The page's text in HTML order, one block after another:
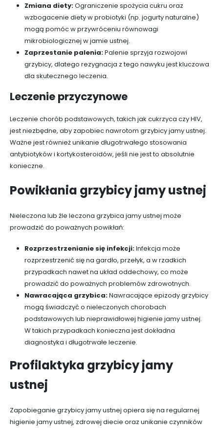
Zmiana diety:Ograniczenie spożycia cukru oraz
wzbogacenie diety w probiotyki (np. jogurty naturalne)
mogą pomóc w przywróceniu równowagi
mikrobiologicznej w jamie ustnej.
Zaprzestanie palenia:Palenie sprzyja rozwojowi
grzybicy, dlatego rezygnacja z tego nawyku jest kluczowa
dla skutecznego leczenia.
Leczenie przyczynowe
Leczenie chorób podstawowych, takich jak cukrzyca czy HIV,
jest niezbędne, aby zapobiec nawrotom grzybicy jamy ustnej.
Ważne jest również unikanie długotrwałego stosowania
antybiotyków i kortykosteroidów, jeśli nie jest to absolutnie
konieczne.
Powikłania grzybicy jamy ustnej
Nieleczona lub źle leczona grzybica jamy ustnej może
prowadzić do poważnych powikłań:
Rozprzestrzenianie się infekcji:Infekcja może
rozprzestrzenić się na gardło, przełyk, a w rzadkich
przypadkach nawet na układ oddechowy, co może
prowadzić do poważnych problemów zdrowotnych.
Nawracająca grzybica:Nawracające epizody grzybicy
mogą świadczyć o nieleczonych chorobach
podstawowych lub nieprawidłowej higienie jamy ustnej.
W takich przypadkach konieczna jest dokładna
diagnostyka i długotrwałe leczenie.
Profilaktyka grzybicy jamy
ustnej
Zapobieganie grzybicy jamy ustnej opiera się na regularnej
higienie jamy ustnej, zdrowej diecie oraz unikanie czynników